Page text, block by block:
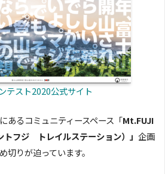
テスト2020公式サイト
あるコミュニティースペース「Mt.FUJI
フジ トレイルステーション）」 企画
切りが迫っています。